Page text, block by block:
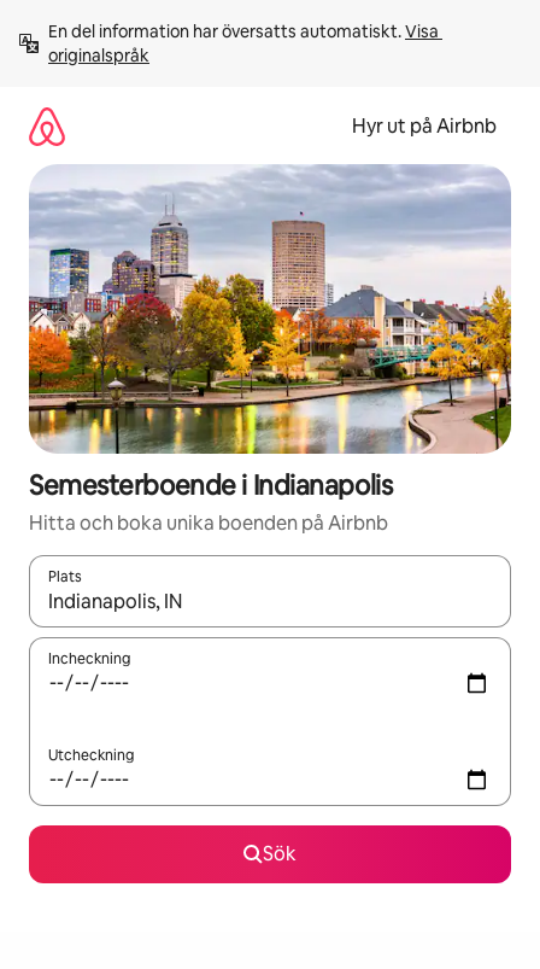
innehåll
En del information har översatts automatiskt. Visa
originalspråk
Hyr ut på Airbnb
Semesterboende i Indianapolis
Hitta och boka unika boenden på Airbnb
Plats
När resultaten är tillgängliga kan du navigera med upp- och
Incheckning
Utcheckning
Sök